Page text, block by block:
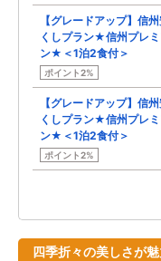
【グレードアップ】信
くしプラン★信州プレ
ン★＜1泊2食付＞
ポイント2%
【グレードアップ】信
くしプラン★信州プレ
ン★＜1泊2食付＞
ポイント2%
四季折々の美しさが